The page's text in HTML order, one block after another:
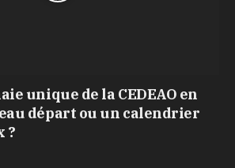
unique de la CEDEAO en
départ ou un calendrier
?